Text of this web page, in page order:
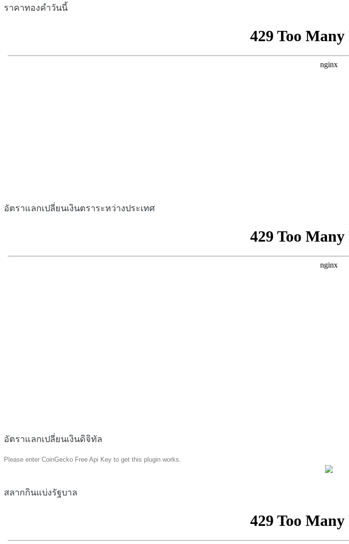
ราคาทองคำวันนี้
อัตราแลกเปลี่ยนเงินตราระหว่างประเทศ
อัตราแลกเปลี่ยนเงินดิจิทัล
Please enter CoinGecko Free Api Key to get this plugin works.
สลากกินแบ่งรัฐบาล